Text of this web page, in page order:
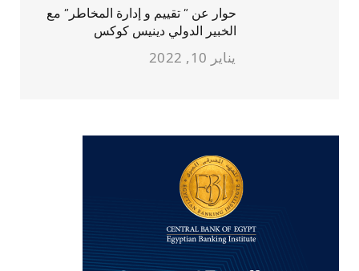
حوار عن ” تقييم و إدارة المخاطر” مع
الخبير الدولي دينيس كوكس
يناير 10, 2022